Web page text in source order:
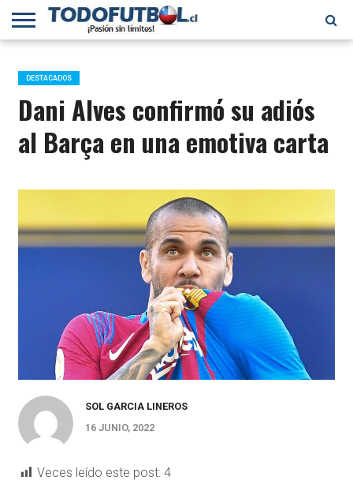
PRIMERA
B
SELECCIÓN
CHILENA
CHILENOS
EN EL
MUNDO
FÚTBOL
INTERNACIONAL
DESTACADOS
Dani Alves confirmó su adiós
al Barça en una emotiva carta
SOL GARCIA LINEROS
16 JUNIO, 2022
Veces leído este post: 4